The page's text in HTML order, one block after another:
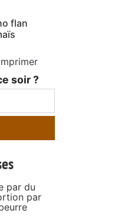
flan
soir ?
par du
par